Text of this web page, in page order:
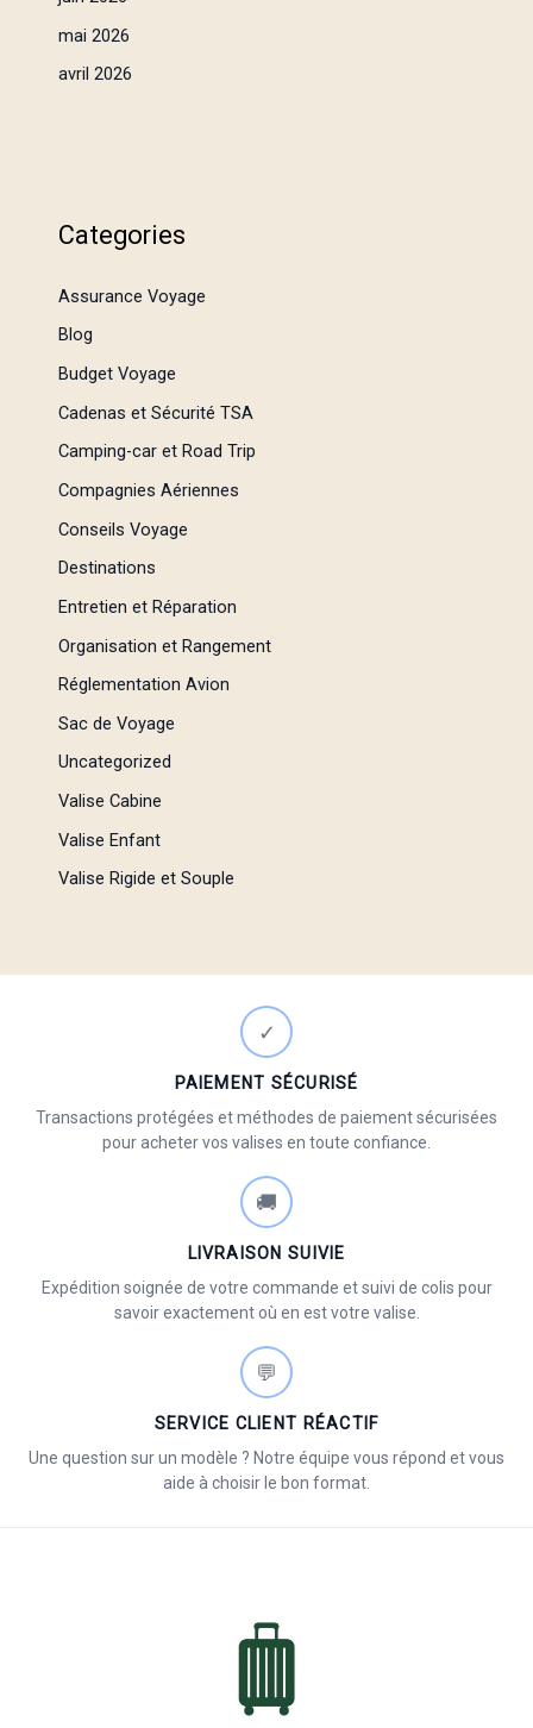
mai 2026
avril 2026
Categories
Assurance Voyage
Blog
Budget Voyage
Cadenas et Sécurité TSA
Camping-car et Road Trip
Compagnies Aériennes
Conseils Voyage
Destinations
Entretien et Réparation
Organisation et Rangement
Réglementation Avion
Sac de Voyage
Uncategorized
Valise Cabine
Valise Enfant
Valise Rigide et Souple
✓
PAIEMENT SÉCURISÉ
Transactions protégées et méthodes de paiement sécurisées
pour acheter vos valises en toute confiance.
🚚
LIVRAISON SUIVIE
Expédition soignée de votre commande et suivi de colis pour
savoir exactement où en est votre valise.
💬
SERVICE CLIENT RÉACTIF
Une question sur un modèle ? Notre équipe vous répond et vous
aide à choisir le bon format.